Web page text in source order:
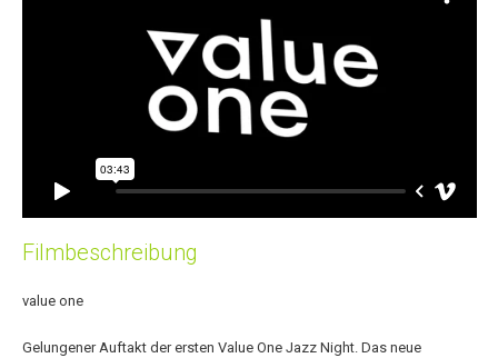
Filmbeschreibung
value one
Gelungener Auftakt der ersten Value One Jazz Night. Das neue